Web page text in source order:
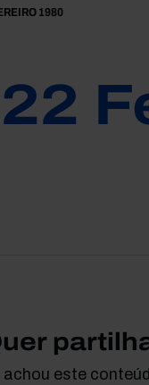
1980
22
achou este